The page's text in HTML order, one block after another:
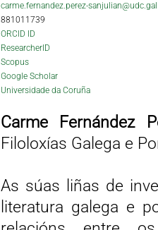
carme.fernandez.perez-sanjulian@udc.gal
881011739
ORCID ID
ResearcherID
Scopus
Google Scholar
Universidade da Coruña
Carme Fernández
Filoloxías Galega e
As súas liñas de
literatura galega e